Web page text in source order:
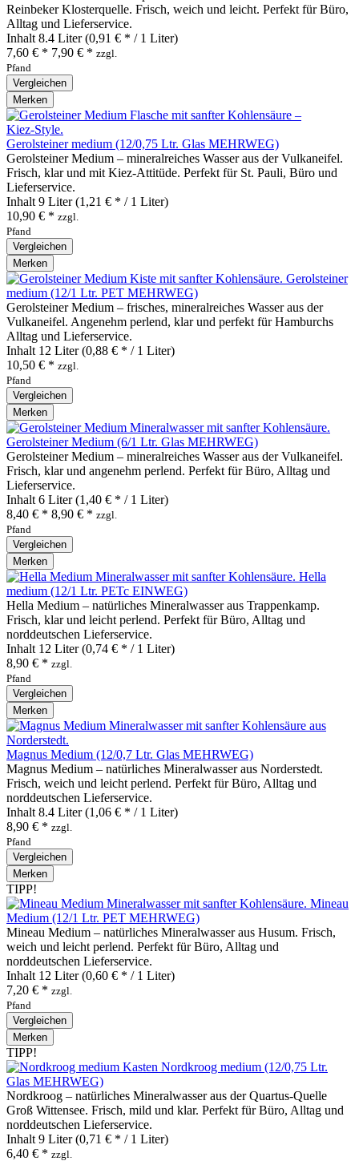
Reinbeker Klosterquelle. Frisch, weich und leicht. Perfekt für Büro,
Alltag und Lieferservice.
Inhalt 8.4 Liter(0,91 € * / 1 Liter)
7,60 € * 7,90 € * zzgl.
Pfand
Vergleichen
Merken
Gerolsteiner medium (12/0,75 Ltr. Glas MEHRWEG)
Gerolsteiner Medium – mineralreiches Wasser aus der Vulkaneifel.
Frisch, klar und mit Kiez‑Attitüde. Perfekt für St. Pauli, Büro und
Lieferservice.
Inhalt 9 Liter(1,21 € * / 1 Liter)
10,90 € * zzgl.
Pfand
Vergleichen
Merken
Gerolsteiner
medium (12/1 Ltr. PET MEHRWEG)
Gerolsteiner Medium – frisches, mineralreiches Wasser aus der
Vulkaneifel. Angenehm perlend, klar und perfekt für Hamburchs
Alltag und Lieferservice.
Inhalt 12 Liter(0,88 € * / 1 Liter)
10,50 € * zzgl.
Pfand
Vergleichen
Merken
Gerolsteiner Medium (6/1 Ltr. Glas MEHRWEG)
Gerolsteiner Medium – mineralreiches Wasser aus der Vulkaneifel.
Frisch, klar und angenehm perlend. Perfekt für Büro, Alltag und
Lieferservice.
Inhalt 6 Liter(1,40 € * / 1 Liter)
8,40 € * 8,90 € * zzgl.
Pfand
Vergleichen
Merken
Hella
medium (12/1 Ltr. PETc EINWEG)
Hella Medium – natürliches Mineralwasser aus Trappenkamp.
Frisch, klar und leicht perlend. Perfekt für Büro, Alltag und
norddeutschen Lieferservice.
Inhalt 12 Liter(0,74 € * / 1 Liter)
8,90 € * zzgl.
Pfand
Vergleichen
Merken
Magnus Medium (12/0,7 Ltr. Glas MEHRWEG)
Magnus Medium – natürliches Mineralwasser aus Norderstedt.
Frisch, weich und leicht perlend. Perfekt für Büro, Alltag und
norddeutschen Lieferservice.
Inhalt 8.4 Liter(1,06 € * / 1 Liter)
8,90 € * zzgl.
Pfand
Vergleichen
Merken
TIPP!
Mineau
Medium (12/1 Ltr. PET MEHRWEG)
Mineau Medium – natürliches Mineralwasser aus Husum. Frisch,
weich und leicht perlend. Perfekt für Büro, Alltag und
norddeutschen Lieferservice.
Inhalt 12 Liter(0,60 € * / 1 Liter)
7,20 € * zzgl.
Pfand
Vergleichen
Merken
TIPP!
Nordkroog medium (12/0,75 Ltr.
Glas MEHRWEG)
Nordkroog – natürliches Mineralwasser aus der Quartus‑Quelle
Groß Wittensee. Frisch, mild und klar. Perfekt für Büro, Alltag und
norddeutschen Lieferservice.
Inhalt 9 Liter(0,71 € * / 1 Liter)
6,40 € * zzgl.